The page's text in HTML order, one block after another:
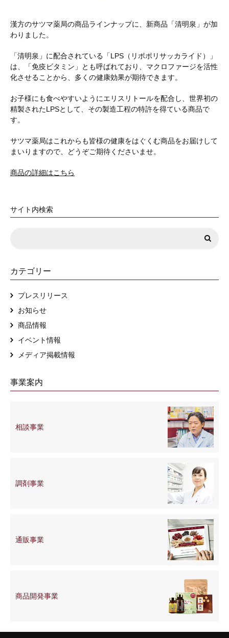
漢方のサツマ薬局の商品ラインナップに、新商品「清明泉」が加
わりました。
「清明泉」に配合されている「LPS（リポポリサッカライド）」
は、「免疫ビタミン」とも呼ばれており、マクロファージを活性
化させることから、多くの健康効果が期待できます。
お子様にも食べやすいようにエリスリトールを配合し、世界初の
精製されたLPSとして、その製造工程の特許を得ている商品で
す。
サツマ薬局はこれからも皆様の健康をはぐくむ商品をお届けして
まいりますので、どうぞご期待くださいませ。
商品の詳細はこちら
サイト内検索
カテゴリー
プレスリリース
お知らせ
商品情報
イベント情報
メディア掲載情報
事業案内
相談事業
調剤事業
通販事業
商品開発事業